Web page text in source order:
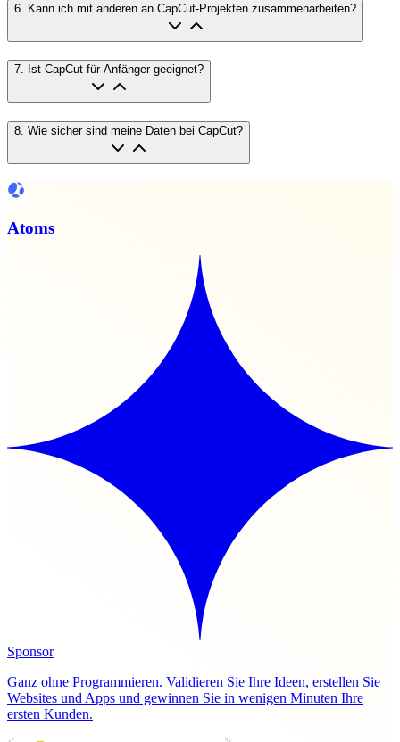
6 Kann ich mit anderen an CapCut-Projekten zusammenarbeiten?
7. Ist CapCut für Anfänger geeignet?
8 Wie sicher sind meine Daten bei CapCut?
Atoms
Sponsor
Ganz ohne Programmieren. Validieren Sie Ihre Ideen, erstellen Sie
Websites und Apps und gewinnen Sie in wenigen Minuten Ihre
ersten Kunden.